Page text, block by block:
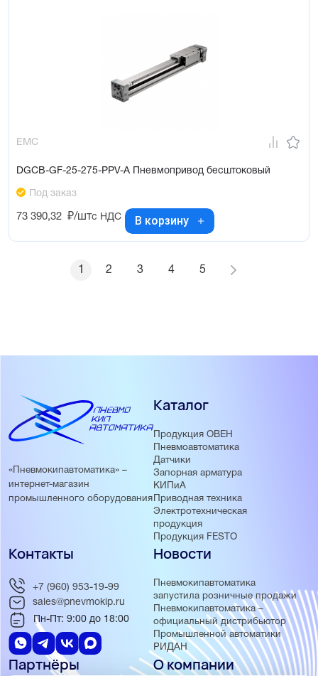
EMC
DGCB-GF-25-275-PPV-A Пневмопривод бесштоковый
Под заказ
73 390,32 ₽/штс НДС В корзину
1 2 3 4 5
«Пневмокипавтоматика» –
интернет-магазин
промышленного оборудования
Каталог
Продукция ОВЕН
Пневмоавтоматика
Датчики
Запорная арматура
КИПиА
Приводная техника
Электротехническая
продукция
Продукция FESTO
Новости
Пневмокипавтоматика
запустила розничные продажи
Пневмокипавтоматика –
официальный дистрибьютор
Промышленной автоматики
РИДАН
Партнёры О компании
Контакты
+7 (960) 953-19-99
sales@pnevmokip.ru
Пн-Пт: 9:00 до 18:00